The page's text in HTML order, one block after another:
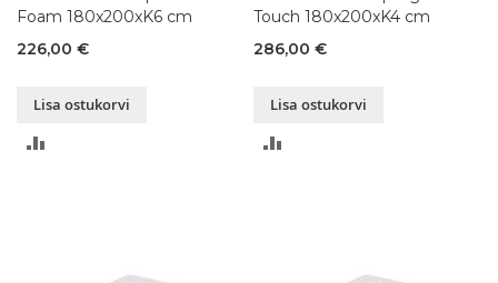
Foam 180x200xK6 cm
226,00 €
Lisa ostukorvi
Touch 180x200xK4 cm
286,00 €
Lisa ostukorvi